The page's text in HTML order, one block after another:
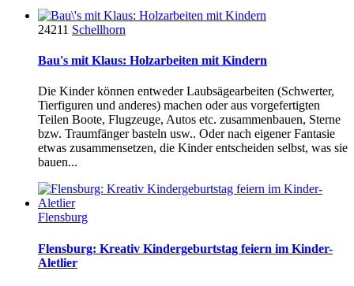
24211 Schellhorn
Bau's mit Klaus: Holzarbeiten mit Kindern
Die Kinder können entweder Laubsägearbeiten (Schwerter,
Tierfiguren und anderes) machen oder aus vorgefertigten
Teilen Boote, Flugzeuge, Autos etc. zusammenbauen, Sterne
bzw. Traumfänger basteln usw.. Oder nach eigener Fantasie
etwas zusammensetzen, die Kinder entscheiden selbst, was sie
bauen...
Flensburg
Flensburg: Kreativ Kindergeburtstag feiern im Kinder-
Aletlier